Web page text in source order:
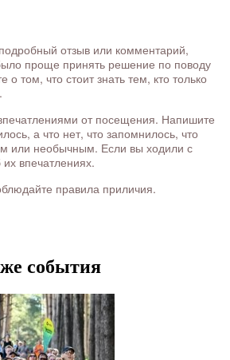
отзыв или комментарий,
проще принять решение по поводу
о том, что стоит знать тем, кто только
от посещения. Напишите
а что нет, что запомнилось, что
или необычным. Если вы ходили с
впечатлениях.
правила приличия.
события